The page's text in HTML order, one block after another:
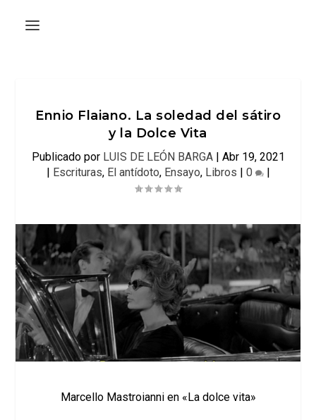
Ennio Flaiano. La soledad del sátiro
y la Dolce Vita
Publicado por LUIS DE LEÓN BARGA| Abr 19, 2021
| Escrituras, El antídoto, Ensayo, Libros | 0 |
Marcello Mastroianni en «La dolce vita»